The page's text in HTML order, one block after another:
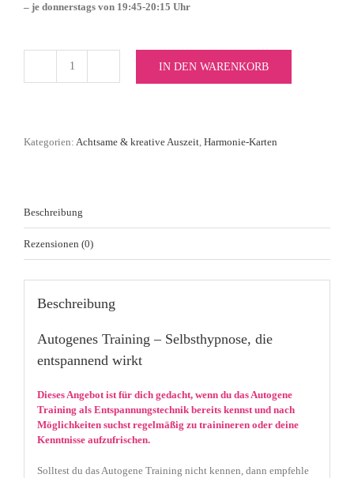
– je donnerstags von 19:45-20:15 Uhr
Einzelticket
Donnerstag-
Uhr
IN DEN WARENKORB
Kategorien: Achtsame & kreative Auszeit, Harmonie-Karten
Beschreibung
Rezensionen (0)
Beschreibung
Autogenes Training – Selbsthypnose, die
entspannend wirkt
Dieses Angebot ist für dich gedacht, wenn du das Autogene
Training als Entspannungstechnik bereits kennst und nach
Möglichkeiten suchst regelmäßig zu trainineren oder deine
Kenntnisse aufzufrischen.
Solltest du das Autogene Training nicht kennen, dann empfehle